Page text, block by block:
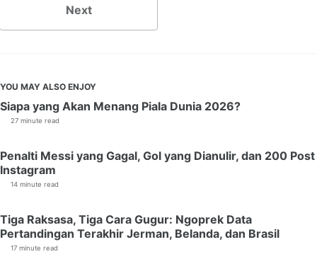
Next
YOU MAY ALSO ENJOY
Siapa yang Akan Menang Piala Dunia 2026?
27 minute read
Penalti Messi yang Gagal, Gol yang Dianulir, dan 200 Post
Instagram
14 minute read
Tiga Raksasa, Tiga Cara Gugur: Ngoprek Data
Pertandingan Terakhir Jerman, Belanda, dan Brasil
17 minute read